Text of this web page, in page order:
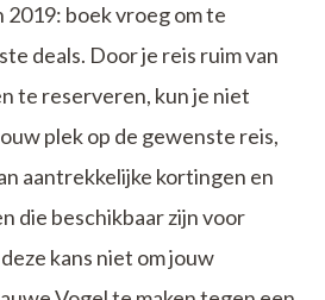
2019: boek vroeg om te
deals. Door je reis ruim van
te reserveren, kun je niet
plek op de gewenste reis,
aantrekkelijke kortingen en
die beschikbaar zijn voor
kans niet om jouw